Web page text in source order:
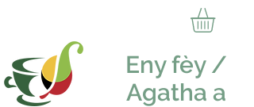
Eny fèy /
Agatha a